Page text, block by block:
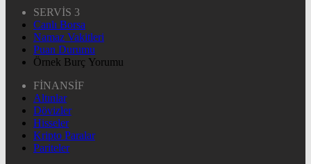
SERVİS 3
Canlı Borsa
Namaz Vakitleri
Puan Durumu
Örnek Burç Yorumu
FİNANSİF
Altınlar
Dövizler
Hisseler
Kripto Paralar
Pariteler